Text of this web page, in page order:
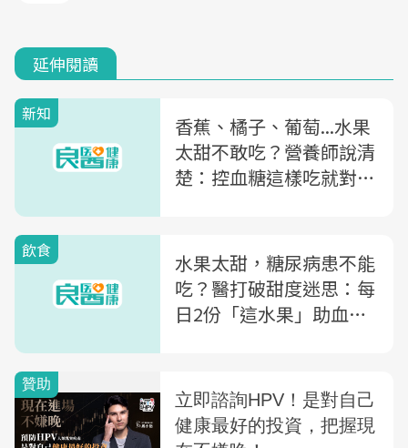
延伸閱讀
新知
香蕉、橘子、葡萄...水果
太甜不敢吃？營養師說清
楚：控血糖這樣吃就對
飲食
水果太甜，糖尿病患不能
吃？醫打破甜度迷思：每
日2份「這水果」助血糖